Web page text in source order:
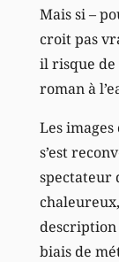
Mais si –
croit pas
il risque de
roman à
Les
s’est
spectateur
description
biais de